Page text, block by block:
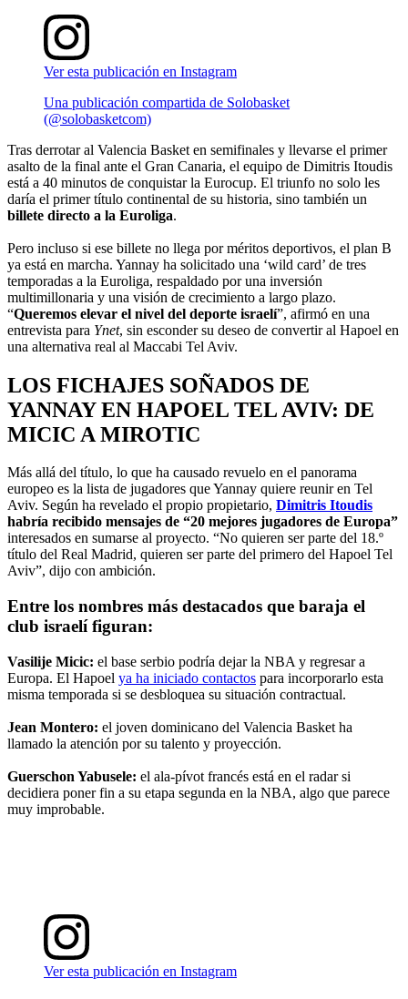
Ver esta publicación en Instagram
Una publicación compartida de Solobasket
(@solobasketcom)
Tras derrotar al Valencia Basket en semifinales y llevarse el primer
asalto de la final ante el Gran Canaria, el equipo de Dimitris Itoudis
está a 40 minutos de conquistar la Eurocup. El triunfo no solo les
daría el primer título continental de su historia, sino también un
billete directo a la Euroliga.
Pero incluso si ese billete no llega por méritos deportivos, el plan B
ya está en marcha. Yannay ha solicitado una ‘wild card’ de tres
temporadas a la Euroliga, respaldado por una inversión
multimillonaria y una visión de crecimiento a largo plazo.
“Queremos elevar el nivel del deporte israelí”, afirmó en una
entrevista para Ynet, sin esconder su deseo de convertir al Hapoel en
una alternativa real al Maccabi Tel Aviv.
LOS FICHAJES SOÑADOS DE
YANNAY EN HAPOEL TEL AVIV: DE
MICIC A MIROTIC
Más allá del título, lo que ha causado revuelo en el panorama
europeo es la lista de jugadores que Yannay quiere reunir en Tel
Aviv. Según ha revelado el propio propietario, Dimitris Itoudis
habría recibido mensajes de “20 mejores jugadores de Europa”
interesados en sumarse al proyecto. “No quieren ser parte del 18.º
título del Real Madrid, quieren ser parte del primero del Hapoel Tel
Aviv”, dijo con ambición.
Entre los nombres más destacados que baraja el
club israelí figuran:
Vasilije Micic: el base serbio podría dejar la NBA y regresar a
Europa. El Hapoel ya ha iniciado contactos para incorporarlo esta
misma temporada si se desbloquea su situación contractual.
Jean Montero: el joven dominicano del Valencia Basket ha
llamado la atención por su talento y proyección.
Guerschon Yabusele: el ala-pívot francés está en el radar si
decidiera poner fin a su etapa segunda en la NBA, algo que parece
muy improbable.
Ver esta publicación en Instagram